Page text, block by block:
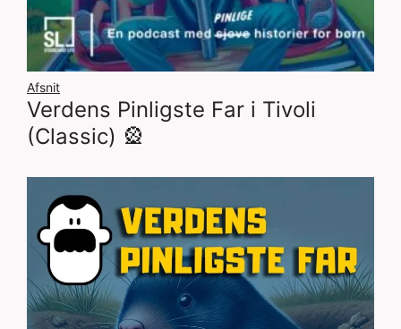
Afsnit
Verdens Pinligste Far i Tivoli
(Classic) 🎡